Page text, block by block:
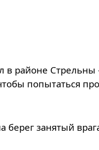
в районе
попытаться
берег занятый